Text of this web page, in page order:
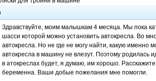
Здравствуйте, моим малышкам 4 месяца. Мы пока
шасси которой можно установить автокресла. Во
автокресла. Но не где не могу найти, какую
автокресла в машину не влезут. Поэтому родилась
в атокреслах будет, я думаю, им хорошо.
беременна. Ваши добые пожелания мне помогли.